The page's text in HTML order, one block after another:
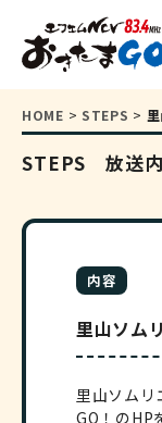
HOME > STEPS >
STEPS 放送
内容
里山ソム
里山ソムリ
GO！のHP